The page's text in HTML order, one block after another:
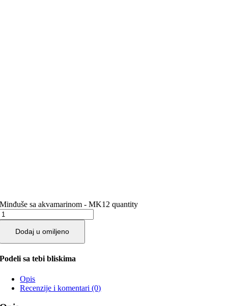
Minđuše sa akvamarinom - MK12 quantity
Dodaj u omiljeno
Podeli sa tebi bliskima
Opis
Recenzije i komentari (0)